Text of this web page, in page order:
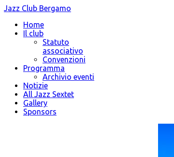
Jazz Club Bergamo
Home
Il club
Statuto
associativo
Convenzioni
Programma
Archivio eventi
Notizie
All Jazz Sextet
Gallery
Sponsors